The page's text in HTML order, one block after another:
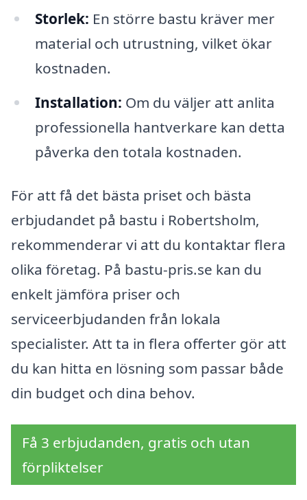
Storlek: En större bastu kräver mer
material och utrustning, vilket ökar
kostnaden.
Installation: Om du väljer att anlita
professionella hantverkare kan detta
påverka den totala kostnaden.
För att få det bästa priset och bästa
erbjudandet på bastu i Robertsholm,
rekommenderar vi att du kontaktar flera
olika företag. På bastu-pris.se kan du
enkelt jämföra priser och
serviceerbjudanden från lokala
specialister. Att ta in flera offerter gör att
du kan hitta en lösning som passar både
din budget och dina behov.
Få 3 erbjudanden, gratis och utan
förpliktelser